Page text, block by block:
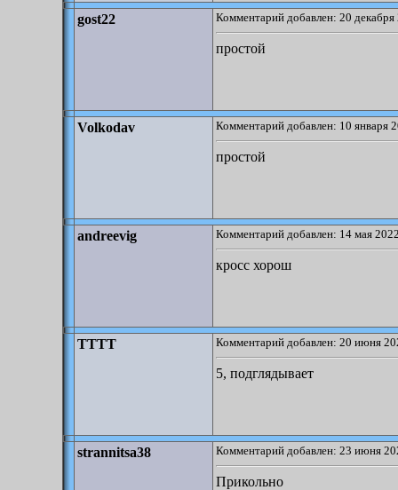
gost22 Комментарий добавлен: 20
простой
Volkodav Комментарий добавлен: 10 января
простой
andreevig Комментарий добавлен: 14 мая
кросс хорош
TTTT Комментарий добавлен: 20 июня
5, подглядывает
strannitsa38 Комментарий добавлен: 23 июня
Прикольно